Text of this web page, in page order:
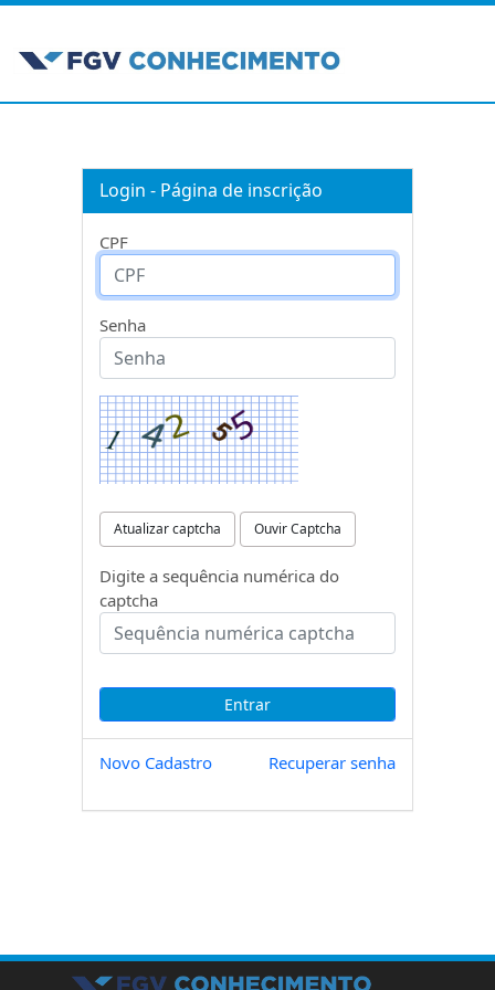
Login - Página de inscrição
CPF
Senha
Atualizar captcha Ouvir Captcha
Digite a sequência numérica do
captcha
Novo Cadastro Recuperar senha